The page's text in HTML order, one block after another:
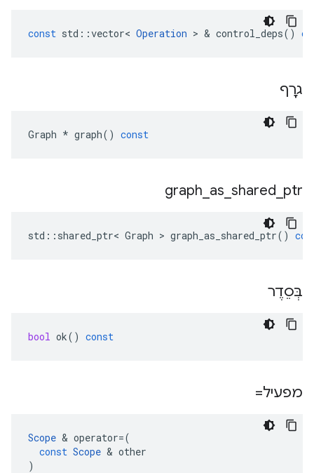
const std ::vector< Operation > & control_deps()
גרָף
Graph * graph() const
graph as shared ptr
std :: shared_ptr< Graph > graph_as_shared_ptr()
בְּסֵדֶר
bool ok() const
מפעיל=
Scope & operator=(
const Scope & other
)